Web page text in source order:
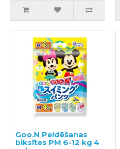
Goo.N Peldēšanas
biksītes PM 6-12 kg 4